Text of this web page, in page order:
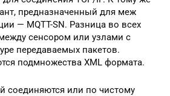
предназначенный для меж
— MQTT-SN. Разница во всех
сенсором или узлами с
передаваемых пакетов.
подмножества XML формата.
соединяются или по чистому